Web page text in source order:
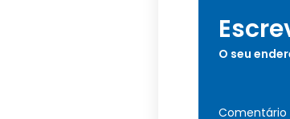
O seu
Comentário